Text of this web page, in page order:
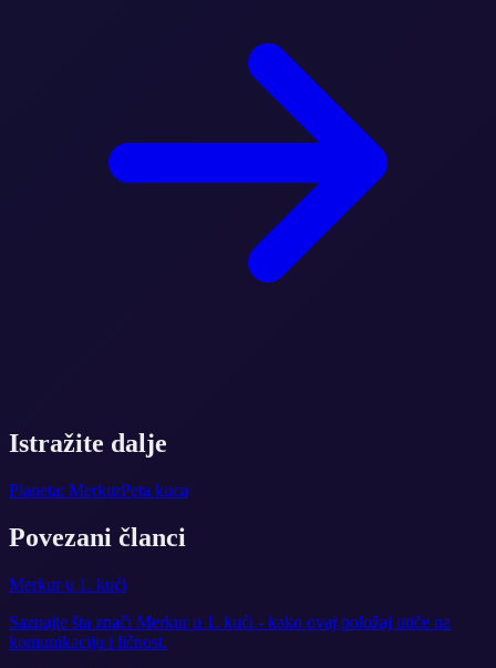
Istražite dalje
Planeta: MerkurPeta kuca
Povezani članci
Merkur u 1. kući
Saznajte šta znači Merkur u 1. kući - kako ovaj položaj utiče na
komunikaciju i ličnost.